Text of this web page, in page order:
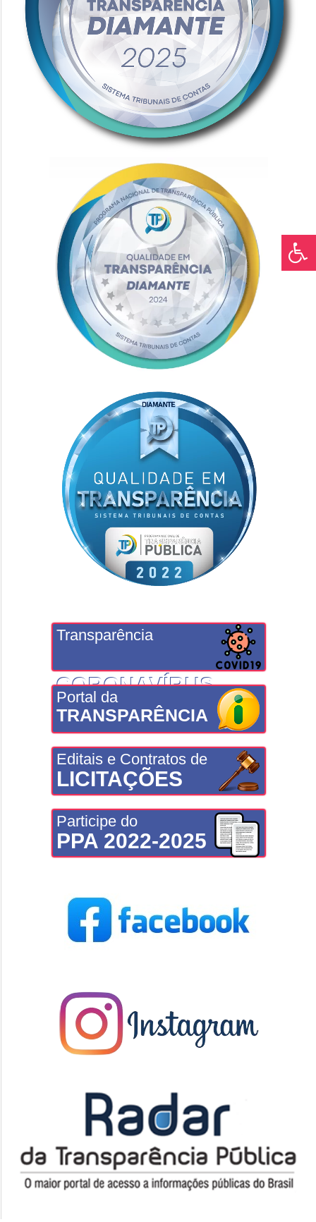
Transparência
CORONAVÍRUS
Portal da
TRANSPARÊNCIA
Editais e Contratos de
LICITAÇÕES
Participe do
PPA 2022-2025